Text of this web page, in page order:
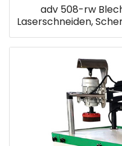
adv 508-rw
Laserschneiden,